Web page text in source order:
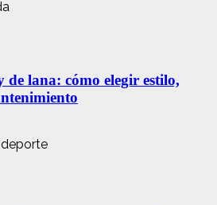
lana: cómo elegir estilo,